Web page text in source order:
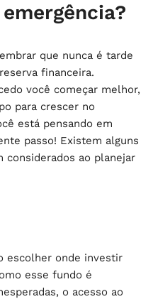
que nunca é tarde
financeira.
você começar melhor,
para crescer no
está pensando em
passo! Existem alguns
considerados ao planejar
escolher onde investir
esse fundo é
o acesso ao